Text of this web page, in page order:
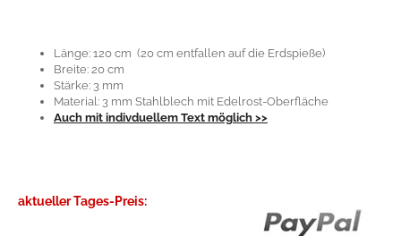
Länge: 120 cm (20 cm entfallen auf die Erdspieße)
Breite: 20 cm
Stärke: 3 mm
Material: 3 mm Stahlblech mit Edelrost-Oberfläche
Auch mit indivduellem Text möglich >>
aktueller Tages-Preis: